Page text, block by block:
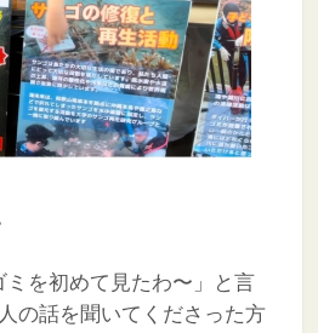
を初めて見たわ〜」と言
の話を聞いてくださった方